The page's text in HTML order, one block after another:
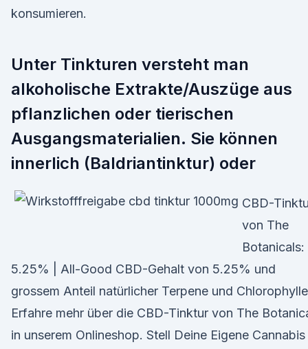
konsumieren.
Unter Tinkturen versteht man
alkoholische Extrakte/Auszüge aus
pflanzlichen oder tierischen
Ausgangsmaterialien. Sie können
innerlich (Baldriantinktur) oder
CBD-
von The
Botanicals:
5.25% | All-Good CBD-Gehalt von 5.25% und
grossem Anteil natürlicher Terpene und
Erfahre mehr über die CBD-Tinktur von The
in unserem Onlineshop. Stell Deine Eigene Cannabis